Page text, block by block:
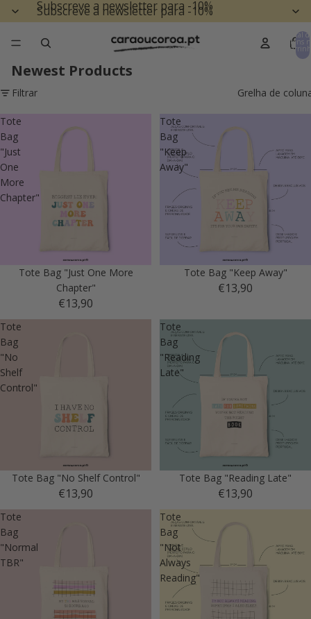
Subscreve a newsletter para -10%
Subscreve a newsletter para -10%
Total
itens
Newest Products
Filtrar Grelha de
Tote
Bag
"Just
One
More
Chapter"
Tote Bag "Just One More
Chapter"
€13,90
Tote
Bag
"Keep
Away"
Tote Bag "Keep Away"
€13,90
Tote
Bag
"No
Shelf
Control"
Tote Bag "No Shelf Control"
€13,90
Tote
Bag
"Reading
Late"
Tote Bag "Reading Late"
€13,90
Tote
Bag
"Normal
TBR"
Tote
Bag
"Not
Always
Reading"